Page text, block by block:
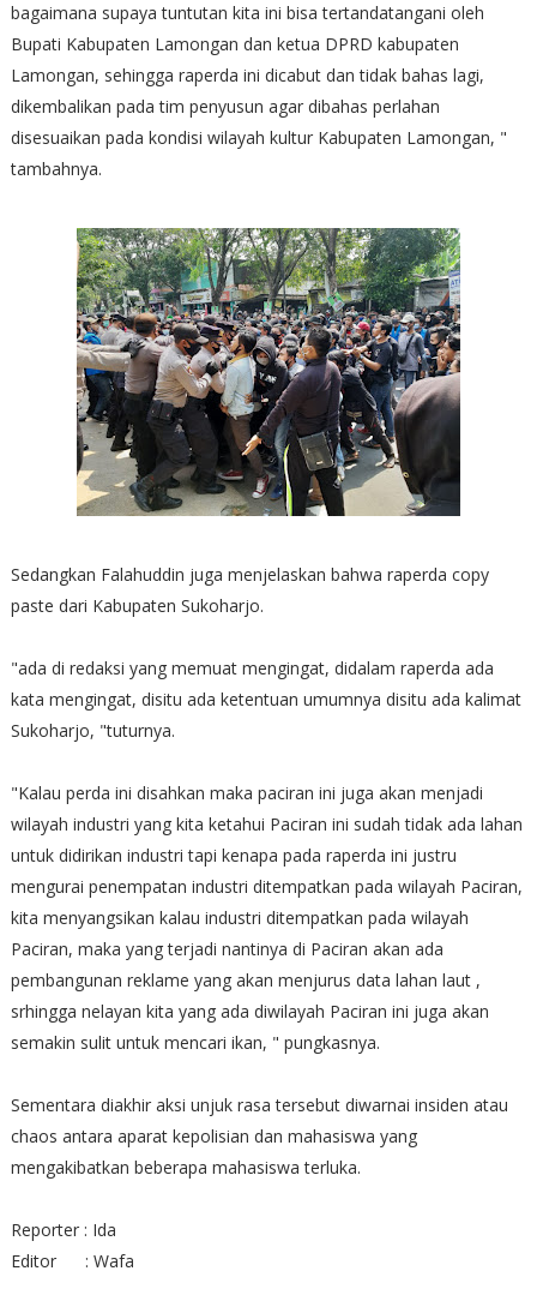
bagaimana supaya tuntutan kita ini bisa tertandatangani oleh
Bupati Kabupaten Lamongan dan ketua DPRD kabupaten
Lamongan, sehingga raperda ini dicabut dan tidak bahas lagi,
dikembalikan pada tim penyusun agar dibahas perlahan
disesuaikan pada kondisi wilayah kultur Kabupaten Lamongan, "
tambahnya.
Sedangkan Falahuddin juga menjelaskan bahwa raperda copy
paste dari Kabupaten Sukoharjo.
"ada di redaksi yang memuat mengingat, didalam raperda ada
kata mengingat, disitu ada ketentuan umumnya disitu ada kalimat
Sukoharjo, "tuturnya.
"Kalau perda ini disahkan maka paciran ini juga akan menjadi
wilayah industri yang kita ketahui Paciran ini sudah tidak ada lahan
untuk didirikan industri tapi kenapa pada raperda ini justru
mengurai penempatan industri ditempatkan pada wilayah Paciran,
kita menyangsikan kalau industri ditempatkan pada wilayah
Paciran, maka yang terjadi nantinya di Paciran akan ada
pembangunan reklame yang akan menjurus data lahan laut ,
srhingga nelayan kita yang ada diwilayah Paciran ini juga akan
semakin sulit untuk mencari ikan, " pungkasnya.
Sementara diakhir aksi unjuk rasa tersebut diwarnai insiden atau
chaos antara aparat kepolisian dan mahasiswa yang
mengakibatkan beberapa mahasiswa terluka.
Reporter : Ida
Editor : Wafa